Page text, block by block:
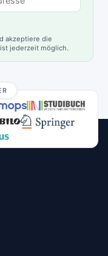
akzeptiere die
jederzeit möglich.